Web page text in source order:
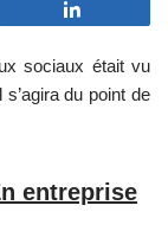
sociaux était vu
du point de
entreprise